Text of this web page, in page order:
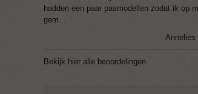
hadden een paar pasmodellen zodat ik op
gem...
Annelies
Bekijk hier alle beoordelingen